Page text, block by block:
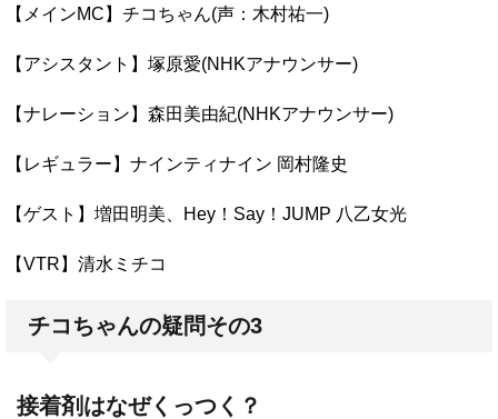
【メインMC】チコちゃん(声：木村祐一)
【アシスタント】塚原愛(NHKアナウンサー)
【ナレーション】森田美由紀(NHKアナウンサー)
【レギュラー】ナインティナイン 岡村隆史
【ゲスト】増田明美、Hey！Say！JUMP 八乙女光
【VTR】清水ミチコ
チコちゃんの疑問その3
接着剤はなぜくっつく？